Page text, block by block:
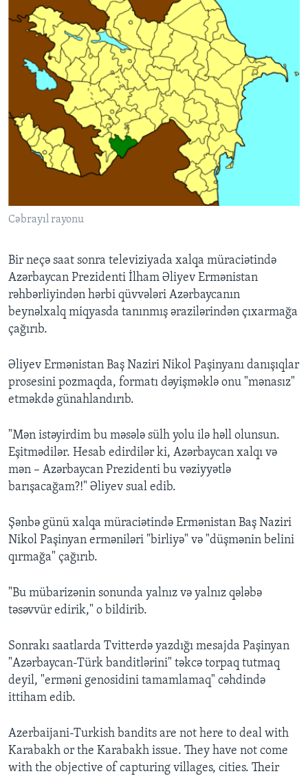
Cəbrayıl rayonu
Bir neçə saat sonra televiziyada xalqa müraciətində
Azərbaycan Prezidenti İlham Əliyev Ermənistan
rəhbərliyindən hərbi qüvvələri Azərbaycanın
beynəlxalq miqyasda tanınmış ərazilərindən çıxarmağa
çağırıb.
Əliyev Ermənistan Baş Naziri Nikol Paşinyanı danışıqlar
prosesini pozmaqda, formatı dəyişməklə onu "mənasız"
etməkdə günahlandırıb.
"Mən istəyirdim bu məsələ sülh yolu ilə həll olunsun.
Eşitmədilər. Hesab edirdilər ki, Azərbaycan xalqı və
mən – Azərbaycan Prezidenti bu vəziyyətlə
barışacağam?!" Əliyev sual edib.
Şənbə günü xalqa müraciətində Ermənistan Baş Naziri
Nikol Paşinyan erməniləri "birliyə" və "düşmənin belini
qırmağa" çağırıb.
"Bu mübarizənin sonunda yalnız və yalnız qələbə
təsəvvür edirik," o bildirib.
Sonrakı saatlarda Tvitterdə yazdığı mesajda Paşinyan
"Azərbaycan-Türk banditlərini" təkcə torpaq tutmaq
deyil, "erməni genosidini tamamlamaq" cəhdində
ittiham edib.
Azerbaijani-Turkish bandits are not here to deal with
Karabakh or the Karabakh issue. They have not come
with the objective of capturing villages, cities. Their